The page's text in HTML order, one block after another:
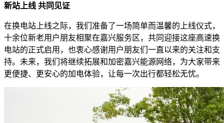
新站上线 共同见证
在换电站上线之际，我们准备了一场简单而温馨的上线仪式，
十余位新老用户朋友相聚在嘉兴服务区，共同迎接这座高速换
电站的正式启用，也衷心感谢用户朋友们一直以来的关注和支
持。未来，我们将继续拓展和加密嘉兴能源网络，为大家带来
更便捷、更安心的加电体验，让每一次出行都轻松无忧。